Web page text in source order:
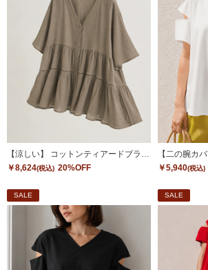
【涼しい】 コットンティアードブラウス
￥8,624(税込) 20%OFF
￥5,940(税込)
SALE SALE